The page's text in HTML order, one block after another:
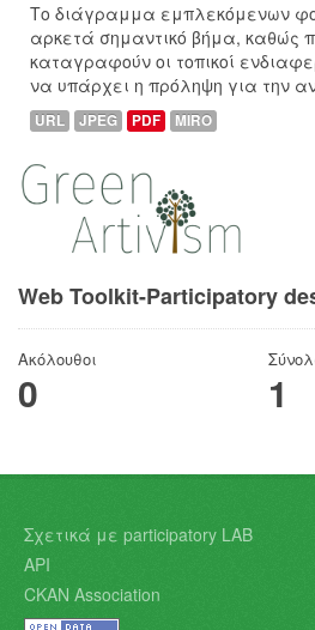
Το διάγραμμα εμπλεκόμενων
αρκετά σημαντικό βήμα, καθώς
καταγραφούν οι τοπικοί
να υπάρχει η πρόληψη για την
URL JPEG PDF MIRO
Web Toolkit-Participatory
Ακόλουθοι
0 1
Σχετικά με participatory LAB
API
CKAN Association